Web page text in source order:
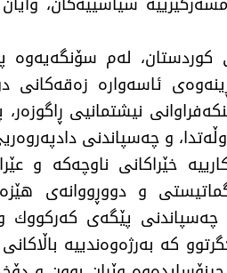
لەم سۆنگەیەوە
ئاسەوارە زەقەكانی
نیشتمانیی
و چەسپاندنی
خێراكانی ناوچەكە و
و دووڕووانەی
چەسپاندنی پێگەی كەركووك
كە بەرژەوەندییە